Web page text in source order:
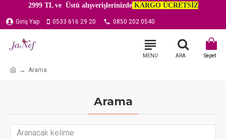
2999 TL ve Üstü alışverişlerinizdeKARGO ÜCRETSİZ
Giriş Yap 0533 616 29 20 0850 202 0540
Arama
Arama